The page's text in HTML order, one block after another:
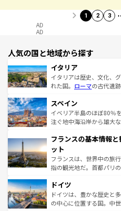
1 2 3
AD
AD
人気の国と地域から探す
イタリア
イタリアは歴史、文化、
れた国。 ローマの古代遺
ろん、トスカーナの美し
景など、自然景観も見逃
ピザやパスタなど、絶品
ませてくれるイタリアで
なお、新着のイタリア情報
しい。
スペイン
イベリア半島のほぼ80％
注ぐ地中海沿岸から雄大
文化が根付くこの国では
れる闘牛、そして美味し
る。首都マドリードの洗
アートに溢れた街角から
せる。地方によって風土
ンテンツ一覧を参照して
フランスの基本情報
ット
フランスは、世界中の旅
指の観光地だ。首都パリ
で、幅広い魅力が詰まっ
聖堂、美しいビーチ、そ
から魅了する。また、フ
ドイツ
ドイツは、豊かな歴史と
の中心に位置する国。中